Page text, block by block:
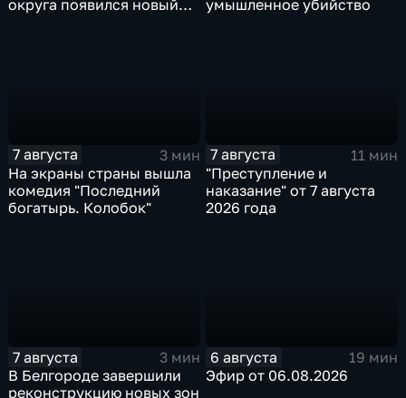
округа появился новый
умышленное убийство
7 августа
3 мин
На экраны страны вышла
комедия "Последний
богатырь. Колобок"
7 августа
11 мин
"Преступление и
наказание" от 7 августа
2026 года
7 августа
3 мин
В Белгороде завершили
реконструкцию новых зон
6 августа
19 мин
Эфир от 06.08.2026